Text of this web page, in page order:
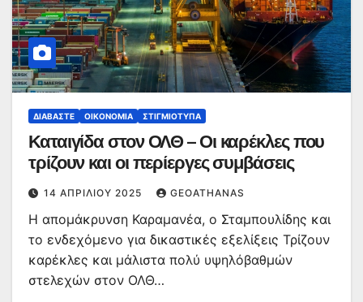
ΔΙΑΒΆΣΤΕ ΟΙΚΟΝΟΜΊΑ ΣΤΙΓΜΙΌΤΥΠΑ
Καταιγίδα στον ΟΛΘ – Οι καρέκλες που
τρίζουν και οι περίεργες συμβάσεις
14 ΑΠΡΙΛΊΟΥ 2025 GEOATHANAS
Η απομάκρυνση Καραμανέα, ο Σταμπουλίδης και
το ενδεχόμενο για δικαστικές εξελίξεις Τρίζουν
καρέκλες και μάλιστα πολύ υψηλόβαθμών
στελεχών στον ΟΛΘ…